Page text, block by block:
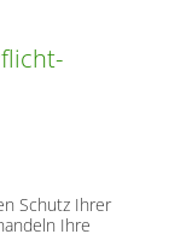
Schutz Ihrer
Ihre